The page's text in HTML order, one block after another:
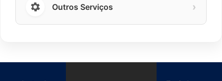
Outros Serviços ›